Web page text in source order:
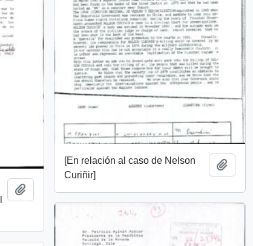
Añadir al portapapeles
[En relación al caso de Nelson
Curiñir]